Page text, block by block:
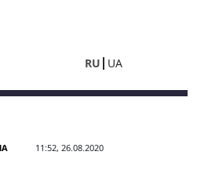
RU UA
11:52, 26.08.2020